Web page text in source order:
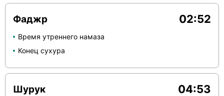
Фаджр 02:52
Время утреннего намаза
Конец сухура
Шурук 04:53